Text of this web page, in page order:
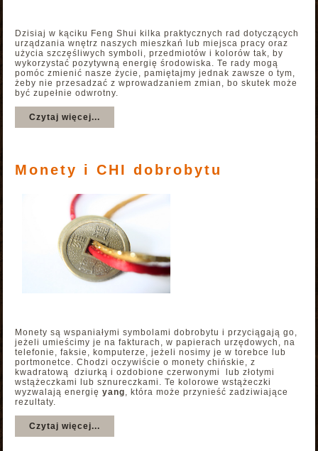
Dzisiaj w kąciku Feng Shui kilka praktycznych rad dotyczących
urządzania wnętrz naszych mieszkań lub miejsca pracy oraz
użycia szczęśliwych symboli, przedmiotów i kolorów tak, by
wykorzystać pozytywną energię środowiska. Te rady mogą
pomóc zmienić nasze życie, pamiętajmy jednak zawsze o tym,
żeby nie przesadzać z wprowadzaniem zmian, bo skutek może
być zupełnie odwrotny.
Czytaj więcej...
Monety i CHI dobrobytu
Monety są wspaniałymi symbolami dobrobytu i przyciągają go,
jeżeli umieścimy je na fakturach, w papierach urzędowych, na
telefonie, faksie, komputerze, jeżeli nosimy je w torebce lub
portmonetce. Chodzi oczywiście o monety chińskie, z
kwadratową dziurką i ozdobione czerwonymi lub złotymi
wstążeczkami lub sznureczkami. Te kolorowe wstążeczki
wyzwalają energięyang
, która może przynieść zadziwiające
rezultaty.
Czytaj więcej...